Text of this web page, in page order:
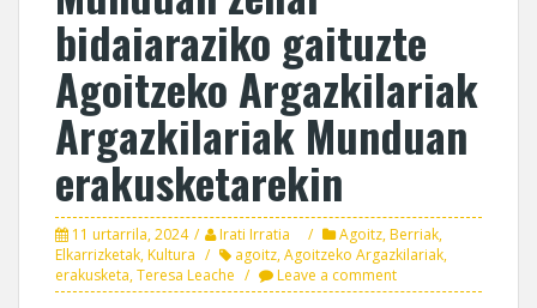
bidaiaraziko gaituzte
Agoitzeko Argazkilariak
Argazkilariak Munduan
erakusketarekin
11 urtarrila, 2024 Irati Irratia Agoitz,Berriak,
Elkarrizketak,Kultura agoitz,Agoitzeko Argazkilariak,
erakusketa,Teresa Leache Leave a comment